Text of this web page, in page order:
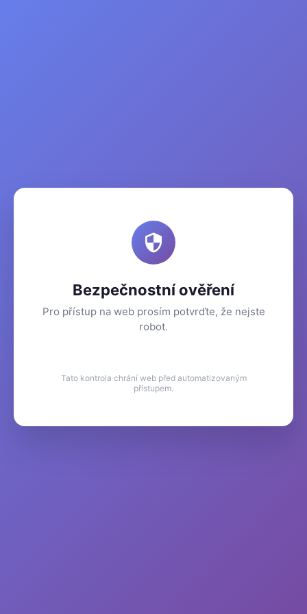
Bezpečnostní ověření
Pro přístup na web prosím potvrďte, že nejste
robot.
Tato kontrola chrání web před automatizovaným
přístupem.